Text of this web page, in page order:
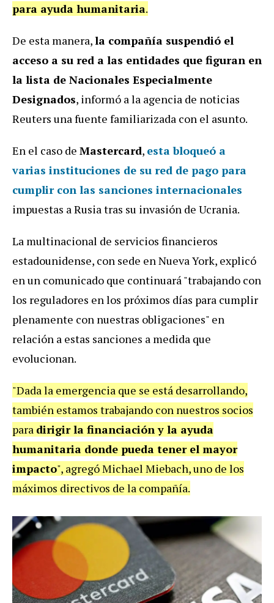
para ayuda humanitaria.
De esta manera,la compañía suspendió el
acceso a su red a las entidades que figuran en
la lista de Nacionales Especialmente
Designados, informó a la agencia de noticias
Reuters una fuente familiarizada con el asunto.
En el caso de Mastercard, establoqueó a
varias instituciones de su red de pago para
cumplir con las sanciones internacionales
impuestas a Rusia tras su invasión de Ucrania.
La multinacional de servicios financieros
estadounidense, con sede en Nueva York, explicó
en un comunicado que continuará "trabajando con
los reguladores en los próximos días para cumplir
plenamente con nuestras obligaciones" en
relación a estas sanciones a medida que
evolucionan.
"Dada la emergencia que se está desarrollando,
también estamos trabajando con nuestros socios
para dirigir la financiación y la ayuda
humanitaria donde pueda tener el mayor
impacto", agregó Michael Miebach, uno de los
máximos directivos de la compañía.